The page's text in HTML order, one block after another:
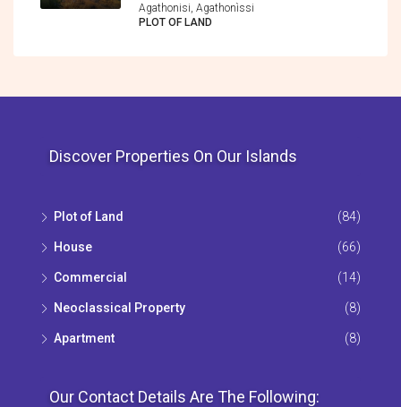
Agathonisi, Agathonìssi
PLOT OF LAND
Discover Properties On Our Islands
Plot of Land (84)
House (66)
Commercial (14)
Neoclassical Property (8)
Apartment (8)
Our Contact Details Are The Following: